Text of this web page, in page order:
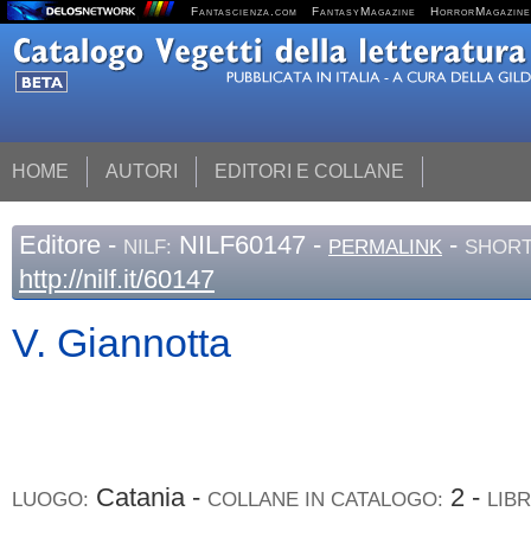
Fantascienza.com FantasyMagazine HorrorMagazine
HOME AUTORI EDITORI E COLLANE
Editore - NILF: NILF60147 - PERMALINK -
http://nilf.it/60147
V. Giannotta
LUOGO: Catania - COLLANE IN CATALOGO: 2 -